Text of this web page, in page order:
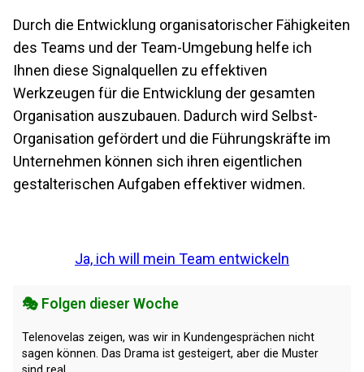
Durch die Entwicklung organisatorischer Fähigkeiten
des Teams und der Team-Umgebung helfe ich
Ihnen diese Signalquellen zu effektiven
Werkzeugen für die Entwicklung der gesamten
Organisation auszubauen. Dadurch wird Selbst-
Organisation gefördert und die Führungskräfte im
Unternehmen können sich ihren eigentlichen
gestalterischen Aufgaben effektiver widmen.
Ja, ich will mein Team entwickeln
🎭 Folgen dieser Woche
Telenovelas zeigen, was wir in Kundengesprächen nicht
sagen können. Das Drama ist gesteigert, aber die Muster